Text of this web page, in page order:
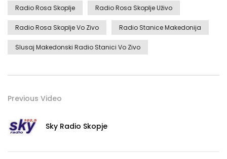
Radio Rosa Skoplje Radio Rosa Skoplje Uživo
Radio Rosa Skoplje Vo Zivo Radio Stanice Makedonija
Slusaj Makedonski Radio Stanici Vo Zivo
Previous Video
Sky Radio Skopje